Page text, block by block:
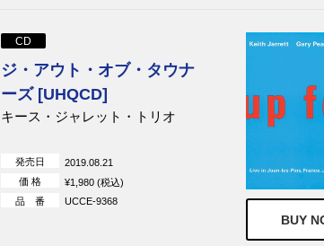
CD
ジ・アウト・オブ・タウナ
ーズ [UHQCD]
キース・ジャレット・トリオ
発売日
2019.08.21
価 格
¥1,980 (税込)
品 番
UCCE-9368
BUY